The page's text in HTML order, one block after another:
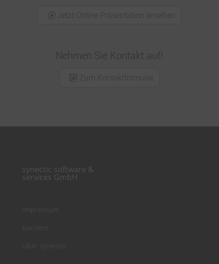
Jetzt Online Präsentation ansehen
Nehmen Sie Kontakt auf!
Zum Kontaktformular
synectic software &
services GmbH